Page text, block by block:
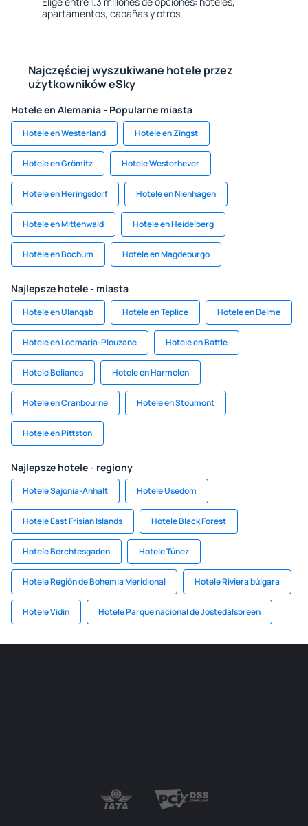
apartamentos, cabañas y otros.
Najczęściej wyszukiwane hotele przez
użytkowników eSky
Hotele en Alemania - Popularne miasta
Hotele en Westerland Hotele en Zingst
Hotele en Grömitz Hotele Westerhever
Hotele en Heringsdorf Hotele en Nienhagen
Hotele en Mittenwald Hotele en Heidelberg
Hotele en Bochum Hotele en Magdeburgo
Najlepsze hotele - miasta
Hotele en Ulanqab Hotele en Teplice Hotele en Delme
Hotele en Locmaria-Plouzane Hotele en Battle
Hotele Belianes Hotele en Harmelen
Hotele en Cranbourne Hotele en Stoumont
Hotele en Pittston
Najlepsze hotele - regiony
Hotele Sajonia-Anhalt Hotele Usedom
Hotele East Frisian Islands Hotele Black Forest
Hotele Berchtesgaden Hotele Túnez
Hotele Región de Bohemia Meridional Hotele Riviera búlgara
Hotele Vidin Hotele Parque nacional de Jostedalsbreen